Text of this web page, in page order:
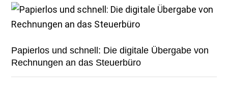
Papierlos und schnell: Die digitale Übergabe von
Rechnungen an das Steuerbüro